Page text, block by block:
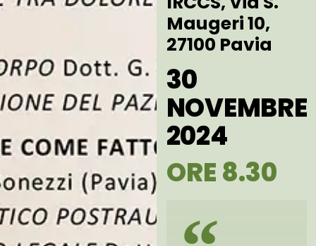
Maugeri 10,
27100 Pavia
30
NOVEMBRE
2024
ORE 8.30